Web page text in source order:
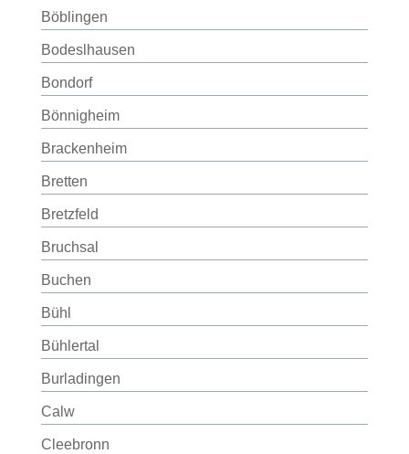
Böblingen
Bodeslhausen
Bondorf
Bönnigheim
Brackenheim
Bretten
Bretzfeld
Bruchsal
Buchen
Bühl
Bühlertal
Burladingen
Calw
Cleebronn